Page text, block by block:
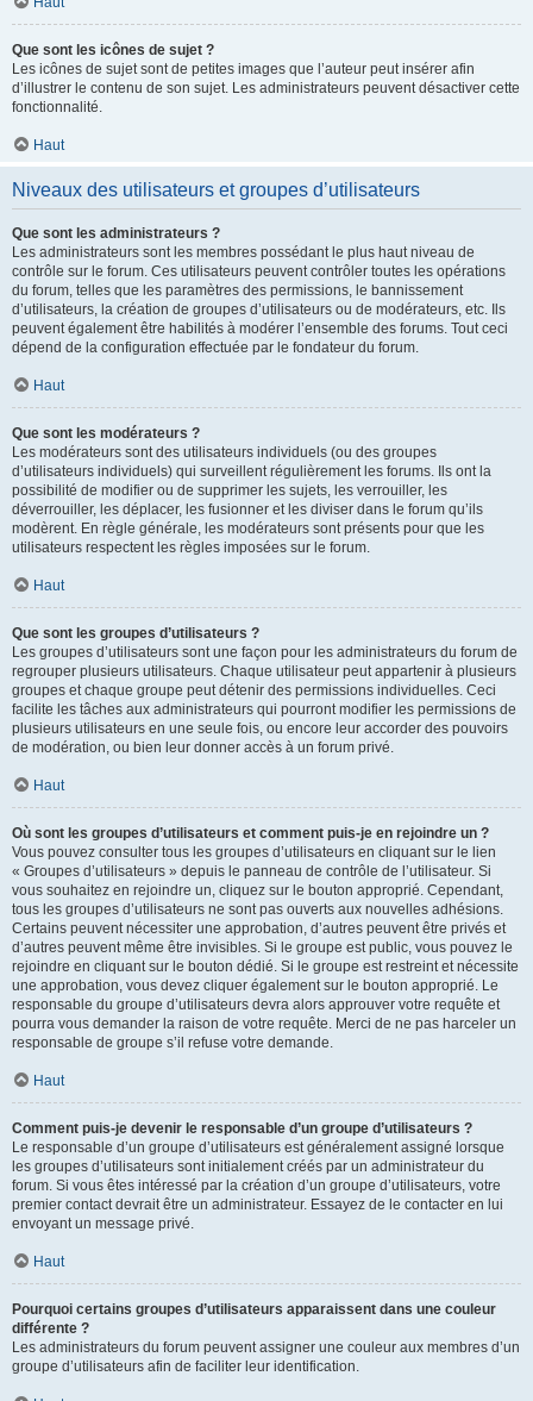
Que sont les icônes de sujet ?
Les icônes de sujet sont de petites images que l’auteur peut insérer afin
d’illustrer le contenu de son sujet. Les administrateurs peuvent désactiver cette
fonctionnalité.
Haut
Niveaux des utilisateurs et groupes d’utilisateurs
Que sont les administrateurs ?
Les administrateurs sont les membres possédant le plus haut niveau de
contrôle sur le forum. Ces utilisateurs peuvent contrôler toutes les opérations
du forum, telles que les paramètres des permissions, le bannissement
d’utilisateurs, la création de groupes d’utilisateurs ou de modérateurs, etc. Ils
peuvent également être habilités à modérer l’ensemble des forums. Tout ceci
dépend de la configuration effectuée par le fondateur du forum.
Haut
Que sont les modérateurs ?
Les modérateurs sont des utilisateurs individuels (ou des groupes
d’utilisateurs individuels) qui surveillent régulièrement les forums. Ils ont la
possibilité de modifier ou de supprimer les sujets, les verrouiller, les
déverrouiller, les déplacer, les fusionner et les diviser dans le forum qu’ils
modèrent. En règle générale, les modérateurs sont présents pour que les
utilisateurs respectent les règles imposées sur le forum.
Haut
Que sont les groupes d’utilisateurs ?
Les groupes d’utilisateurs sont une façon pour les administrateurs du forum de
regrouper plusieurs utilisateurs. Chaque utilisateur peut appartenir à plusieurs
groupes et chaque groupe peut détenir des permissions individuelles. Ceci
facilite les tâches aux administrateurs qui pourront modifier les permissions de
plusieurs utilisateurs en une seule fois, ou encore leur accorder des pouvoirs
de modération, ou bien leur donner accès à un forum privé.
Haut
Où sont les groupes d’utilisateurs et comment puis-je en rejoindre un ?
Vous pouvez consulter tous les groupes d’utilisateurs en cliquant sur le lien
« Groupes d’utilisateurs » depuis le panneau de contrôle de l’utilisateur. Si
vous souhaitez en rejoindre un, cliquez sur le bouton approprié. Cependant,
tous les groupes d’utilisateurs ne sont pas ouverts aux nouvelles adhésions.
Certains peuvent nécessiter une approbation, d’autres peuvent être privés et
d’autres peuvent même être invisibles. Si le groupe est public, vous pouvez le
rejoindre en cliquant sur le bouton dédié. Si le groupe est restreint et nécessite
une approbation, vous devez cliquer également sur le bouton approprié. Le
responsable du groupe d’utilisateurs devra alors approuver votre requête et
pourra vous demander la raison de votre requête. Merci de ne pas harceler un
responsable de groupe s’il refuse votre demande.
Haut
Comment puis-je devenir le responsable d’un groupe d’utilisateurs ?
Le responsable d’un groupe d’utilisateurs est généralement assigné lorsque
les groupes d’utilisateurs sont initialement créés par un administrateur du
forum. Si vous êtes intéressé par la création d’un groupe d’utilisateurs, votre
premier contact devrait être un administrateur. Essayez de le contacter en lui
envoyant un message privé.
Haut
Pourquoi certains groupes d’utilisateurs apparaissent dans une couleur
différente ?
Les administrateurs du forum peuvent assigner une couleur aux membres d’un
groupe d’utilisateurs afin de faciliter leur identification.